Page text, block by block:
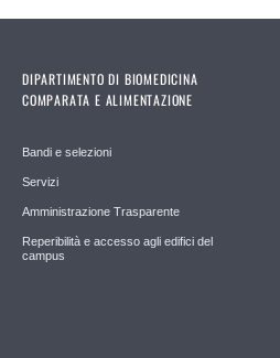
DIPARTIMENTO DI BIOMEDICINA
COMPARATA E ALIMENTAZIONE
Bandi e selezioni
Servizi
Amministrazione Trasparente
Reperibilità e accesso agli edifici del
campus